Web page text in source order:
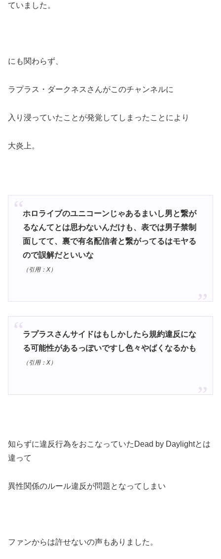
ていました。
にも関わらず、
ラプラス・ダークネスさんがこのチャンネルに
入り浸っていたことが発覚してしまったことにより
大炎上。
ホロライブのユニコーンじゃあるまいし男と繋が
るなんてとは思わないんだけも、表では男子禁制
面してて、裏で有名配信者と繋がってるはモヤる
ので誤解だといいな
（引用： X）
ラプラスさんサイドはもしかしたら規約違反にな
る可能性があるっぽいですし色々やばくなるかも
（引用： X）
知らずに違反行為をおこなっていたDead by Daylightとは
違って
異性関係のルール違反が問題となってしまい
ファンからは許せないの声もありました。